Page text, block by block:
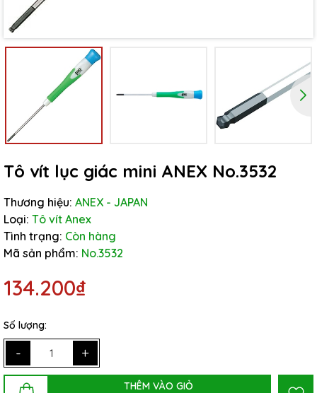
Tô vít lục giác mini ANEX No.3532
Thương hiệu: ANEX - JAPAN
Loại: Tô vít Anex
Tình trạng: Còn hàng
Mã sản phẩm: No.3532
134.200₫
Số lượng:
- +
THÊM VÀO GIỎ
Điều kiện: